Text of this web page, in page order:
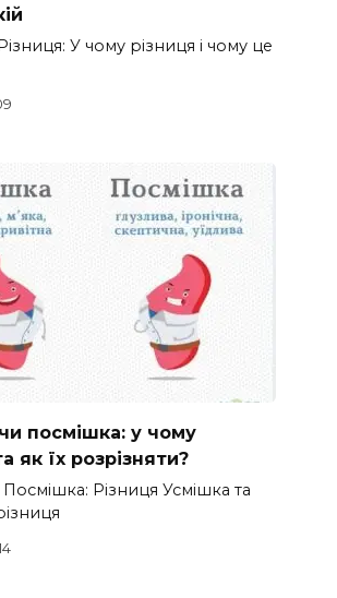
У чому різниця і чому це
посмішка: у чому
як їх розрізняти?
Різниця Усмішка та